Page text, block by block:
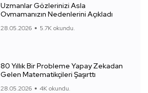
Uzmanlar Gözlerinizi Asla
Ovmamanızın Nedenlerini Açıkladı
28.05.2026 5.7K okundu.
80 Yıllık Bir Probleme Yapay Zekadan
Gelen Matematikçileri Şaşırttı
28.05.2026 4K okundu.